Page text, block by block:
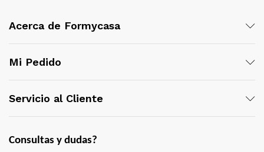
Acerca de Formycasa
Mi Pedido
Servicio al Cliente
Consultas y dudas?